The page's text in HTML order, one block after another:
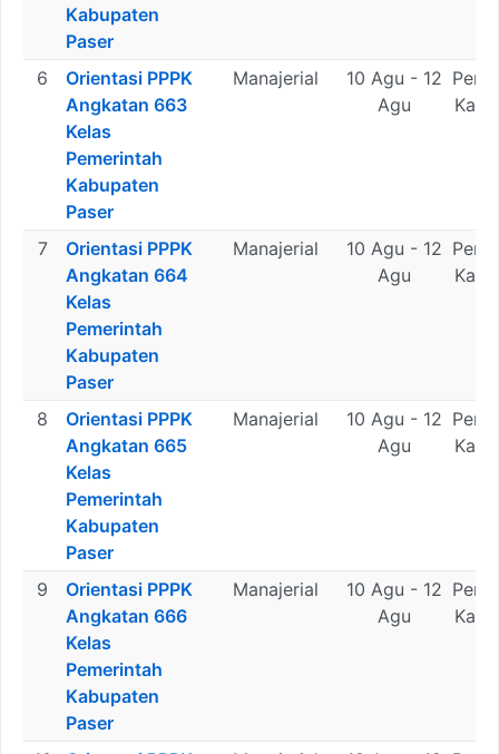
Kabupaten
Paser
6
Orientasi PPPK
Angkatan 663
Kelas
Pemerintah
Kabupaten
Paser
Manajerial
10 Agu - 12
Agu
7
Orientasi PPPK
Angkatan 664
Kelas
Pemerintah
Kabupaten
Paser
Manajerial
10 Agu - 12
Agu
8
Orientasi PPPK
Angkatan 665
Kelas
Pemerintah
Kabupaten
Paser
Manajerial
10 Agu - 12
Agu
9
Orientasi PPPK
Angkatan 666
Kelas
Pemerintah
Kabupaten
Paser
Manajerial
10 Agu - 12
Agu